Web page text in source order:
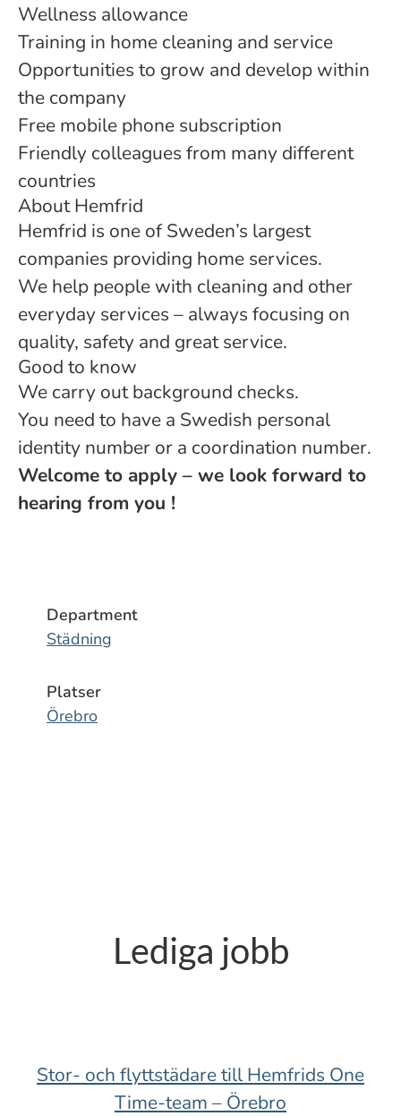
Wellness allowance
Training in home cleaning and service
Opportunities to grow and develop within
the company
Free mobile phone subscription
Friendly colleagues from many different
countries
About Hemfrid
Hemfrid is one of Sweden’s largest
companies providing home services.
We help people with cleaning and other
everyday services – always focusing on
quality, safety and great service.
Good to know
We carry out background checks.
You need to have a Swedish personal
identity number or a coordination number.
Welcome to apply – we look forward to
hearing from you !
Department
Städning
Platser
Örebro
Lediga jobb
Stor- och flyttstädare till Hemfrids One
Time-team – Örebro